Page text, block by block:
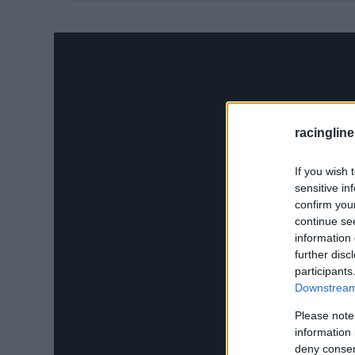
If you wish
sensitive
confirm
continue
information
further
Please
information
deny